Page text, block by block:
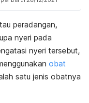
peradangan,
nyeri pada
nyeri tersebut,
obat
satu jenis obatnya